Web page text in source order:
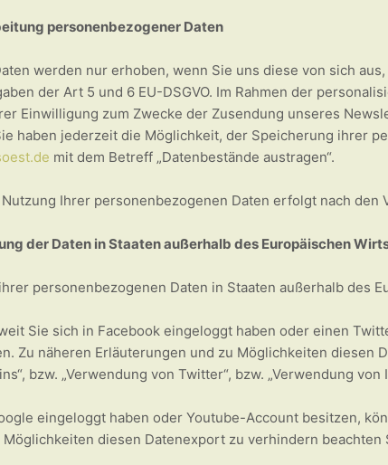
personenbezogener Daten
werden nur erhoben, wenn Sie uns diese von sich
der Art 5 und 6 EU-DSGVO. Im Rahmen der
Einwilligung zum Zwecke der Zusendung unseres
haben jederzeit die Möglichkeit, der Speicherung ihrer
mit dem Betreff „Datenbestände austragen“.
Ihrer personenbezogenen Daten erfolgt nach den
der Daten in Staaten außerhalb des Europäischen
personenbezogenen Daten in Staaten außerhalb des
Sie sich in Facebook eingeloggt haben oder einen
Zu näheren Erläuterungen und zu Möglichkeiten
bzw. „Verwendung von Twitter“, bzw. „Verwendung
eingeloggt haben oder Youtube-Account besitzen,
diesen Datenexport zu verhindern